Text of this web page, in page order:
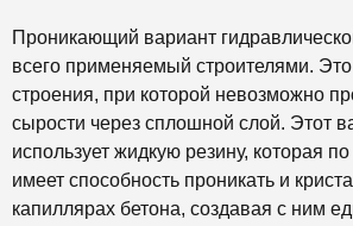
Проникающий вариант
всего применяемый строителями.
строения, при которой невозможно
сырости через сплошной слой. Этот
использует жидкую резину, которая
имеет способность проникать и
капиллярах бетона, создавая с ним